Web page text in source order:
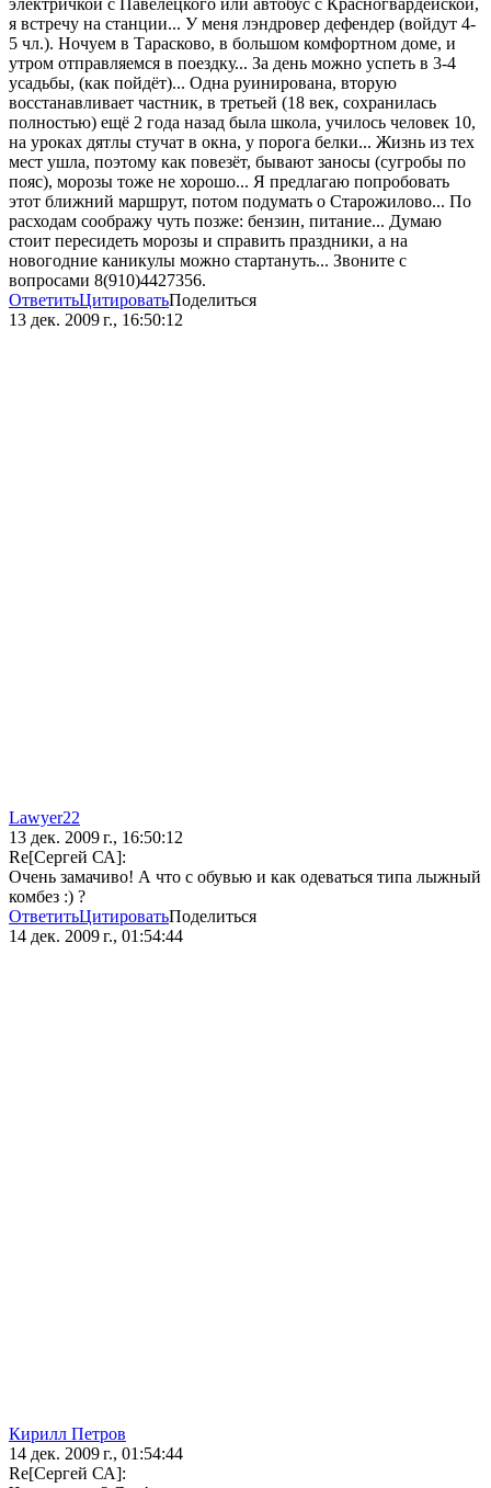
электричкой с Павелецкого или автобус с Красногвардейской,
я встречу на станции... У меня лэндровер дефендер (войдут 4-
5 чл.). Ночуем в Тарасково, в большом комфортном доме, и
утром отправляемся в поездку... За день можно успеть в 3-4
усадьбы, (как пойдёт)... Одна руинирована, вторую
восстанавливает частник, в третьей (18 век, сохранилась
полностью) ещё 2 года назад была школа, училось человек 10,
на уроках дятлы стучат в окна, у порога белки... Жизнь из тех
мест ушла, поэтому как повезёт, бывают заносы (сугробы по
пояс), морозы тоже не хорошо... Я предлагаю попробовать
этот ближний маршрут, потом подумать о Старожилово... По
расходам соображу чуть позже: бензин, питание... Думаю
стоит пересидеть морозы и справить праздники, а на
новогодние каникулы можно стартануть... Звоните с
вопросами 8(910)4427356.
ОтветитьЦитироватьПоделиться
13 дек. 2009 г., 16:50:12
Lawyer22
13 дек. 2009 г., 16:50:12
Re[Сергей СА]:
Очень замачиво! А что с обувью и как одеваться типа лыжный
комбез :) ?
ОтветитьЦитироватьПоделиться
14 дек. 2009 г., 01:54:44
Кирилл Петров
14 дек. 2009 г., 01:54:44
Re[Сергей СА]: